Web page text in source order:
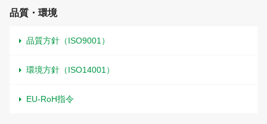
品質・環境
品質方針（ISO9001）
環境方針（ISO14001）
EU-RoH指令